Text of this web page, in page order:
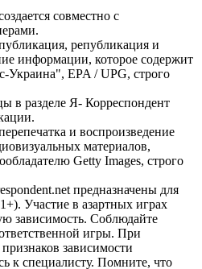
совместно с
републикация и
информации, которое содержит
Украина", EPA / UPG, строго
в разделе Я- Корреспондент
и воспроизведение
материалов,
Getty Images, строго
предназначены для
Участие в азартных играх
зависимость. Соблюдайте
игры. При
зависимости
к специалисту. Помните, что